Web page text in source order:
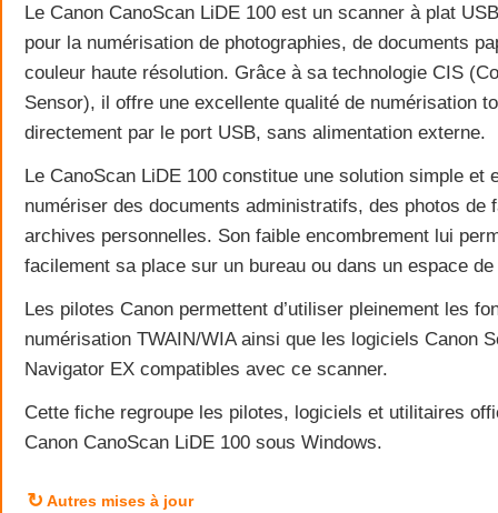
Le Canon CanoScan LiDE 100 est un scanner à plat
pour la numérisation de photographies, de documents
couleur haute résolution. Grâce à sa technologie CIS
Sensor), il offre une excellente qualité de numérisation
directement par le port USB, sans alimentation externe.
Le CanoScan LiDE 100 constitue une solution simple et
numériser des documents administratifs, des photos de
archives personnelles. Son faible encombrement lui
facilement sa place sur un bureau ou dans un espace
Les pilotes Canon permettent d’utiliser pleinement les
numérisation TWAIN/WIA ainsi que les logiciels Canon
Navigator EX compatibles avec ce scanner.
Cette fiche regroupe les pilotes, logiciels et utilitaires
Canon CanoScan LiDE 100 sous Windows.
↻ Autres mises à jour